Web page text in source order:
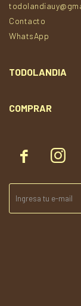
 
Contacto
WhatsApp
TODOLANDIA
COMPRAR